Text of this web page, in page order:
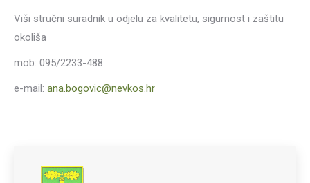
Viši stručni suradnik u odjelu za kvalitetu, sigurnost i zaštitu
okoliša
mob: 095/2233-488
e-mail: ana.bogovic@nevkos.hr